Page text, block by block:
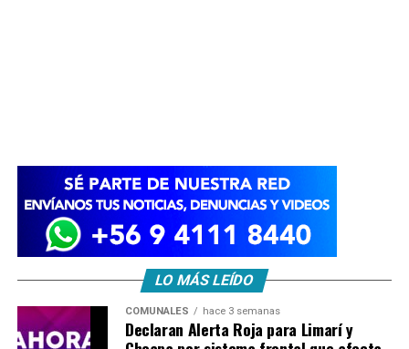
LO MÁS LEÍDO
COMUNALES hace 3 semanas
Declaran Alerta Roja para Limarí y